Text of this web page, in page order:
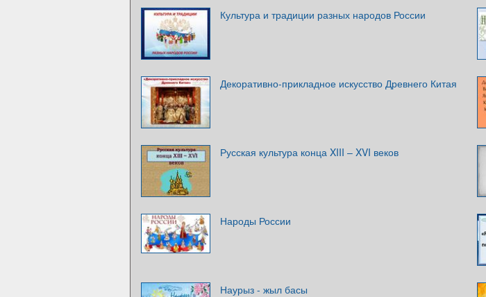
Культура и традиции разных народов России
Декоративно-прикладное искусство Древнего Китая
Русская культура конца XIII – XVI веков
Народы России
Наурыз - жыл басы